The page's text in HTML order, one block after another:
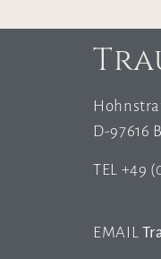
D-97616
TEL +49
EMAIL